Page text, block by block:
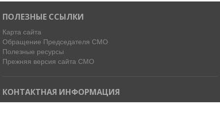
ПОЛЕЗНЫЕ ССЫЛКИ
Карта сайта
Обращение Председателя СМО
Полезные ресурсы
Прежняя версия сайта СМО
КОНТАКТНАЯ ИНФОРМАЦИЯ